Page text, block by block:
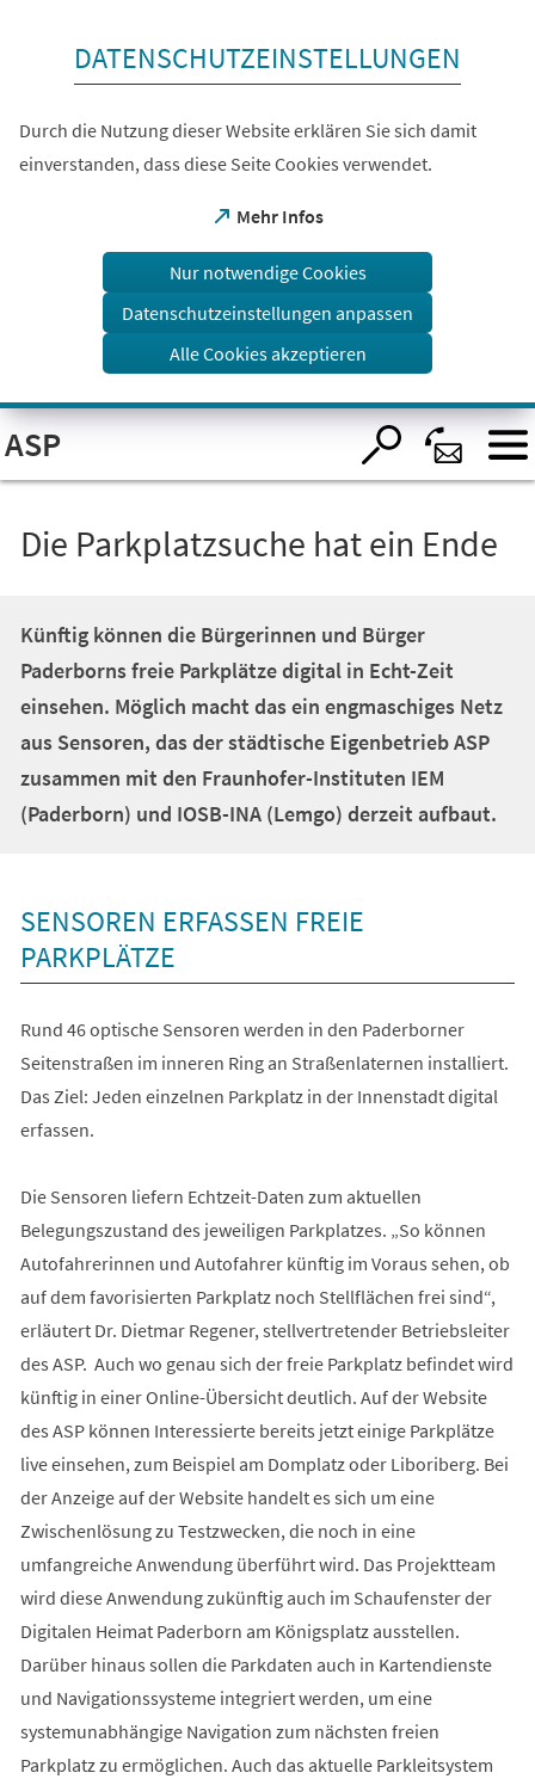
Visuelle
Assistenzsoftware
öffnen.
DATENSCHUTZEINSTELLUNGEN
Durch die Nutzung dieser Website erklären Sie sich damit
einverstanden, dass diese Seite Cookies verwendet.
Mehr Infos
(Öffnet
einem
Tab)
Nur notwendige Cookies
Datenschutzeinstellungen anpassen
Alle Cookies akzeptieren
ASP
Die Parkplatzsuche hat ein Ende
Künftig können die Bürgerinnen und Bürger
Paderborns freie Parkplätze digital in Echt-Zeit
einsehen. Möglich macht das ein engmaschiges Netz
aus Sensoren, das der städtische Eigenbetrieb ASP
zusammen mit den Fraunhofer-Instituten IEM
(Paderborn) und IOSB-INA (Lemgo) derzeit aufbaut.
SENSOREN ERFASSEN FREIE
PARKPLÄTZE
Rund 46 optische Sensoren werden in den Paderborner
Seitenstraßen im inneren Ring an Straßenlaternen installiert.
Das Ziel: Jeden einzelnen Parkplatz in der Innenstadt digital
erfassen.
Die Sensoren liefern Echtzeit-Daten zum aktuellen
Belegungszustand des jeweiligen Parkplatzes. „So können
Autofahrerinnen und Autofahrer künftig im Voraus sehen, ob
auf dem favorisierten Parkplatz noch Stellflächen frei sind“,
erläutert Dr. Dietmar Regener, stellvertretender Betriebsleiter
des ASP. Auch wo genau sich der freie Parkplatz befindet wird
künftig in einer Online-Übersicht deutlich. Auf der Website
des ASP können Interessierte bereits jetzt einige Parkplätze
live einsehen, zum Beispiel am Domplatz oder Liboriberg. Bei
der Anzeige auf der Website handelt es sich um eine
Zwischenlösung zu Testzwecken, die noch in eine
umfangreiche Anwendung überführt wird. Das Projektteam
wird diese Anwendung zukünftig auch im Schaufenster der
Digitalen Heimat Paderborn am Königsplatz ausstellen.
Darüber hinaus sollen die Parkdaten auch in Kartendienste
und Navigationssysteme integriert werden, um eine
systemunabhängige Navigation zum nächsten freien
Parkplatz zu ermöglichen. Auch das aktuelle Parkleitsystem